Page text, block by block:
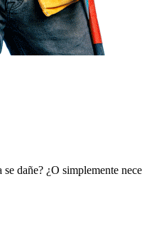
dañe? ¿O simplemente